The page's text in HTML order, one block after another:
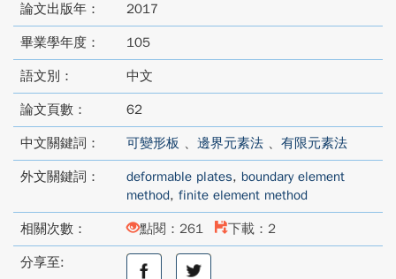
論文出版年： 2017
畢業學年度： 105
語文別： 中文
論文頁數： 62
中文關鍵詞： 可變形板 、 邊界元素法 、 有限元素法
外文關鍵詞： deformable plates, boundary element
method, finite element method
相關次數： 點閱：261 下載：2
分享至:
分
分